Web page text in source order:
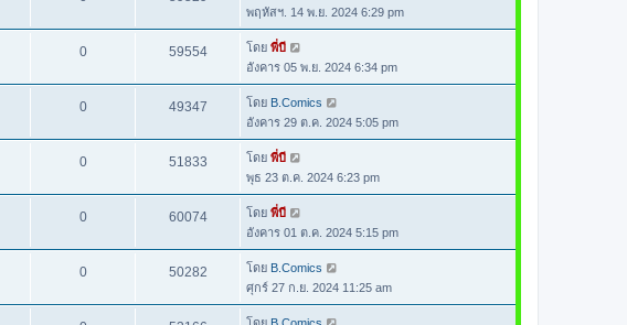
พฤหัสฯ. 14 พ.ย. 2024 6:29 pm
0 59554 โดย พี่บี
อังคาร 05 พ.ย. 2024 6:34 pm
0 49347 โดย B.Comics
อังคาร 29 ต.ค. 2024 5:05 pm
0 51833 โดย พี่บี
พุธ 23 ต.ค. 2024 6:23 pm
0 60074 โดย พี่บี
อังคาร 01 ต.ค. 2024 5:15 pm
0 50282 โดย B.Comics
ศุกร์ 27 ก.ย. 2024 11:25 am